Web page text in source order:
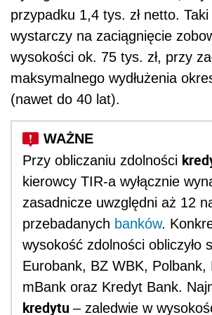
przypadku 1,4 tys. zł netto.
wystarczy na zaciągnięcie
wysokości ok. 75 tys. zł, przy
maksymalnego wydłużenia
(nawet do 40 lat).
Przy obliczaniu zdolności
kierowcy TIR-a wyłącznie
zasadnicze uwzględni aż 12
przebadanych banków.
wysokość zdolności obliczyło
Eurobank, BZ WBK, Polbank,
mBank oraz Kredyt Bank.
kredytu – zaledwie w